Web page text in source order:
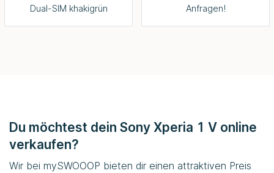
Dual-SIM khakigrün
Anfragen!
Du möchtest dein Sony Xperia 1 V online
verkaufen?
Wir bei mySWOOOP bieten dir einen attraktiven Preis